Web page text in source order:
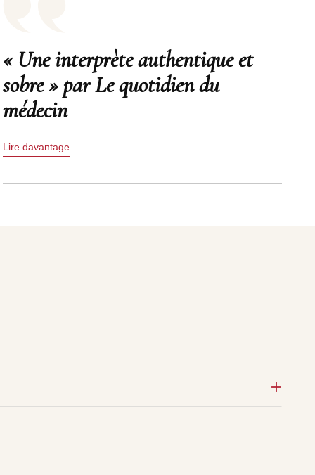
« Une interprète authentique et
sobre » par Le quotidien du
médecin
Lire davantage